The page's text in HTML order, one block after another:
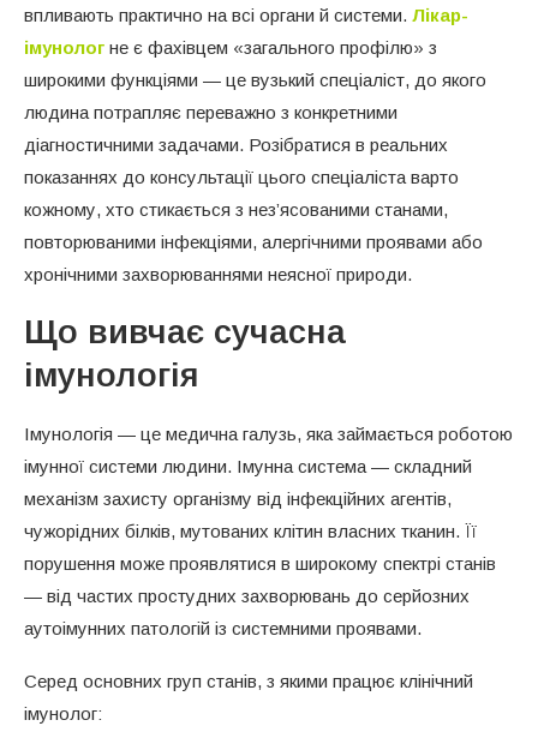
впливають практично на всі органи й системи. Лікар-
імунолог не є фахівцем «загального профілю» з
широкими функціями — це вузький спеціаліст, до якого
людина потрапляє переважно з конкретними
діагностичними задачами. Розібратися в реальних
показаннях до консультації цього спеціаліста варто
кожному, хто стикається з нез’ясованими станами,
повторюваними інфекціями, алергічними проявами або
хронічними захворюваннями неясної природи.
Що вивчає сучасна
імунологія
Імунологія — це медична галузь, яка займається роботою
імунної системи людини. Імунна система — складний
механізм захисту організму від інфекційних агентів,
чужорідних білків, мутованих клітин власних тканин. Її
порушення може проявлятися в широкому спектрі станів
— від частих простудних захворювань до серйозних
аутоімунних патологій із системними проявами.
Серед основних груп станів, з якими працює клінічний
імунолог: